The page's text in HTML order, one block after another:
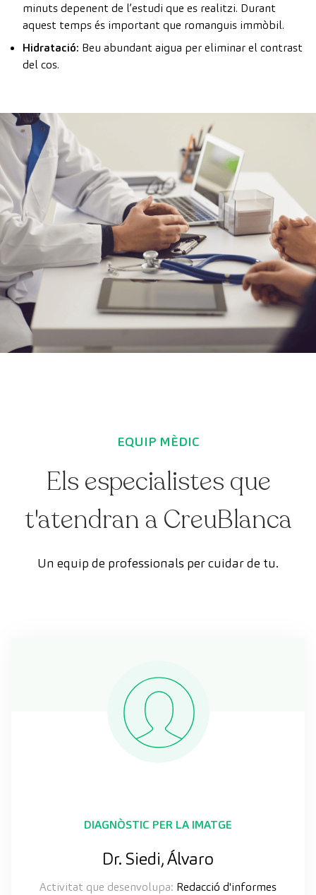
minuts depenent de l’estudi que es realitzi. Durant
aquest temps és important que romanguis immòbil.
Hidratació: Beu abundant aigua per eliminar el contrast
del cos.
EQUIP MÈDIC
Els especialistes que
t'atendran a CreuBlanca
Un equip de professionals per cuidar de tu.
DIAGNÒSTIC PER LA IMATGE
Dr. Siedi, Álvaro
Activitat que desenvolupa: Redacció d'informes